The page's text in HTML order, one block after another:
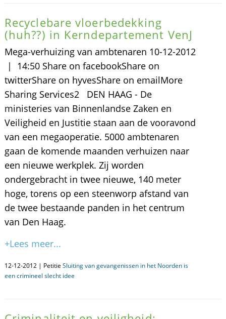
Recyclebare vloerbedekking
(huh??) in Kerndepartement VenJ
Mega-verhuizing van ambtenaren 10-12-2012
| 14:50 Share on facebookShare on
twitterShare on hyvesShare on emailMore
Sharing Services2 DEN HAAG - De
ministeries van Binnenlandse Zaken en
Veiligheid en Justitie staan aan de vooravond
van een megaoperatie. 5000 ambtenaren
gaan de komende maanden verhuizen naar
een nieuwe werkplek. Zij worden
ondergebracht in twee nieuwe, 140 meter
hoge, torens op een steenworp afstand van
de twee bestaande panden in het centrum
van Den Haag.
+Lees meer...
12-12-2012 | Petitie Sluiting van gevangenissen in het Noorden is
een crimineel slecht idee